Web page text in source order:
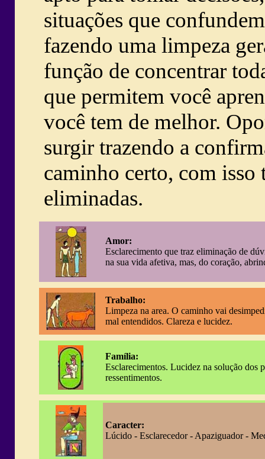
situações que
fazendo uma limpeza
função de concentrar
que permitem você
você tem de melhor.
surgir trazendo a
caminho certo, com isso
eliminadas.
Amor:
Esclarecimento que traz eliminação de
na sua vida afetiva, mas, do coração,
Trabalho:
Limpeza na area. O caminho vai
mal entendidos. Clareza e lucidez.
Família:
Esclarecimentos. Lucidez na solução dos
ressentimentos.
Caracter:
Lúcido - Esclarecedor - Apaziguador -